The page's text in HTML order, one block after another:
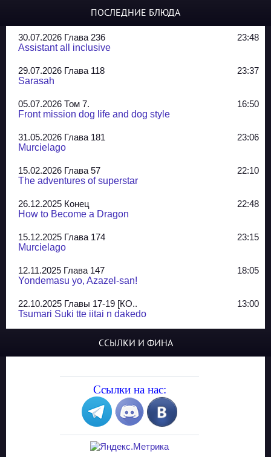
ПОСЛЕДНИЕ БЛЮДА
30.07.2026 Глава 236
23:48
Assistant all inclusive
29.07.2026 Глава 118
23:37
Sarasah
05.07.2026 Том 7.
16:50
Front mission dog life and dog style
31.05.2026 Глава 181
23:06
Murcielago
15.02.2026 Глава 57
22:10
The adventures of superstar
26.12.2025 Конец
22:48
How to Become a Dragon
15.12.2025 Глава 174
23:15
Murcielago
12.11.2025 Глава 147
18:05
Yondemasu yo, Azazel-san!
22.10.2025 Главы 17-19 [КО..
13:00
Tsumari Suki tte iitai n dakedo
Yozakura Shijuusou
08.08.2025 Глава 50
A Compendium of Ghosts
29.07.2025 Shirokuro
ССЫЛКИ И ФИНА
Ссылки на нас: